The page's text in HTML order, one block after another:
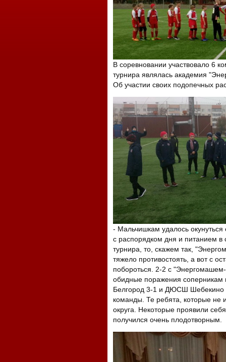
В соревновании участвовало 6
турнира являлась академия
Об участии своих подопечных
- Мальчишкам удалось
с распорядком дня и питанием в
турнира, то, скажем так,
тяжело противостоять, а вот с
побороться. 2-2 с
обидные поражения
Белгород 3-1 и ДЮСШ Шебекино
команды. Те ребята, которые не
округа. Некоторые проявили
получился очень плодотворным.